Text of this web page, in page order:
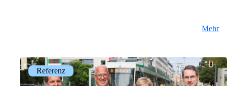
Veranstaltungen
Mehr
Referenz